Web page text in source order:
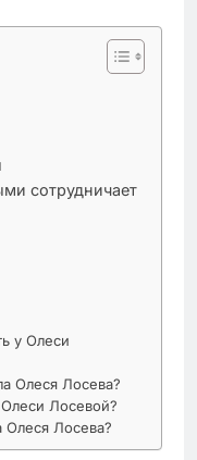
сотрудничает
у Олеси
Олеся Лосева?
Лосевой?
Олеся Лосева?